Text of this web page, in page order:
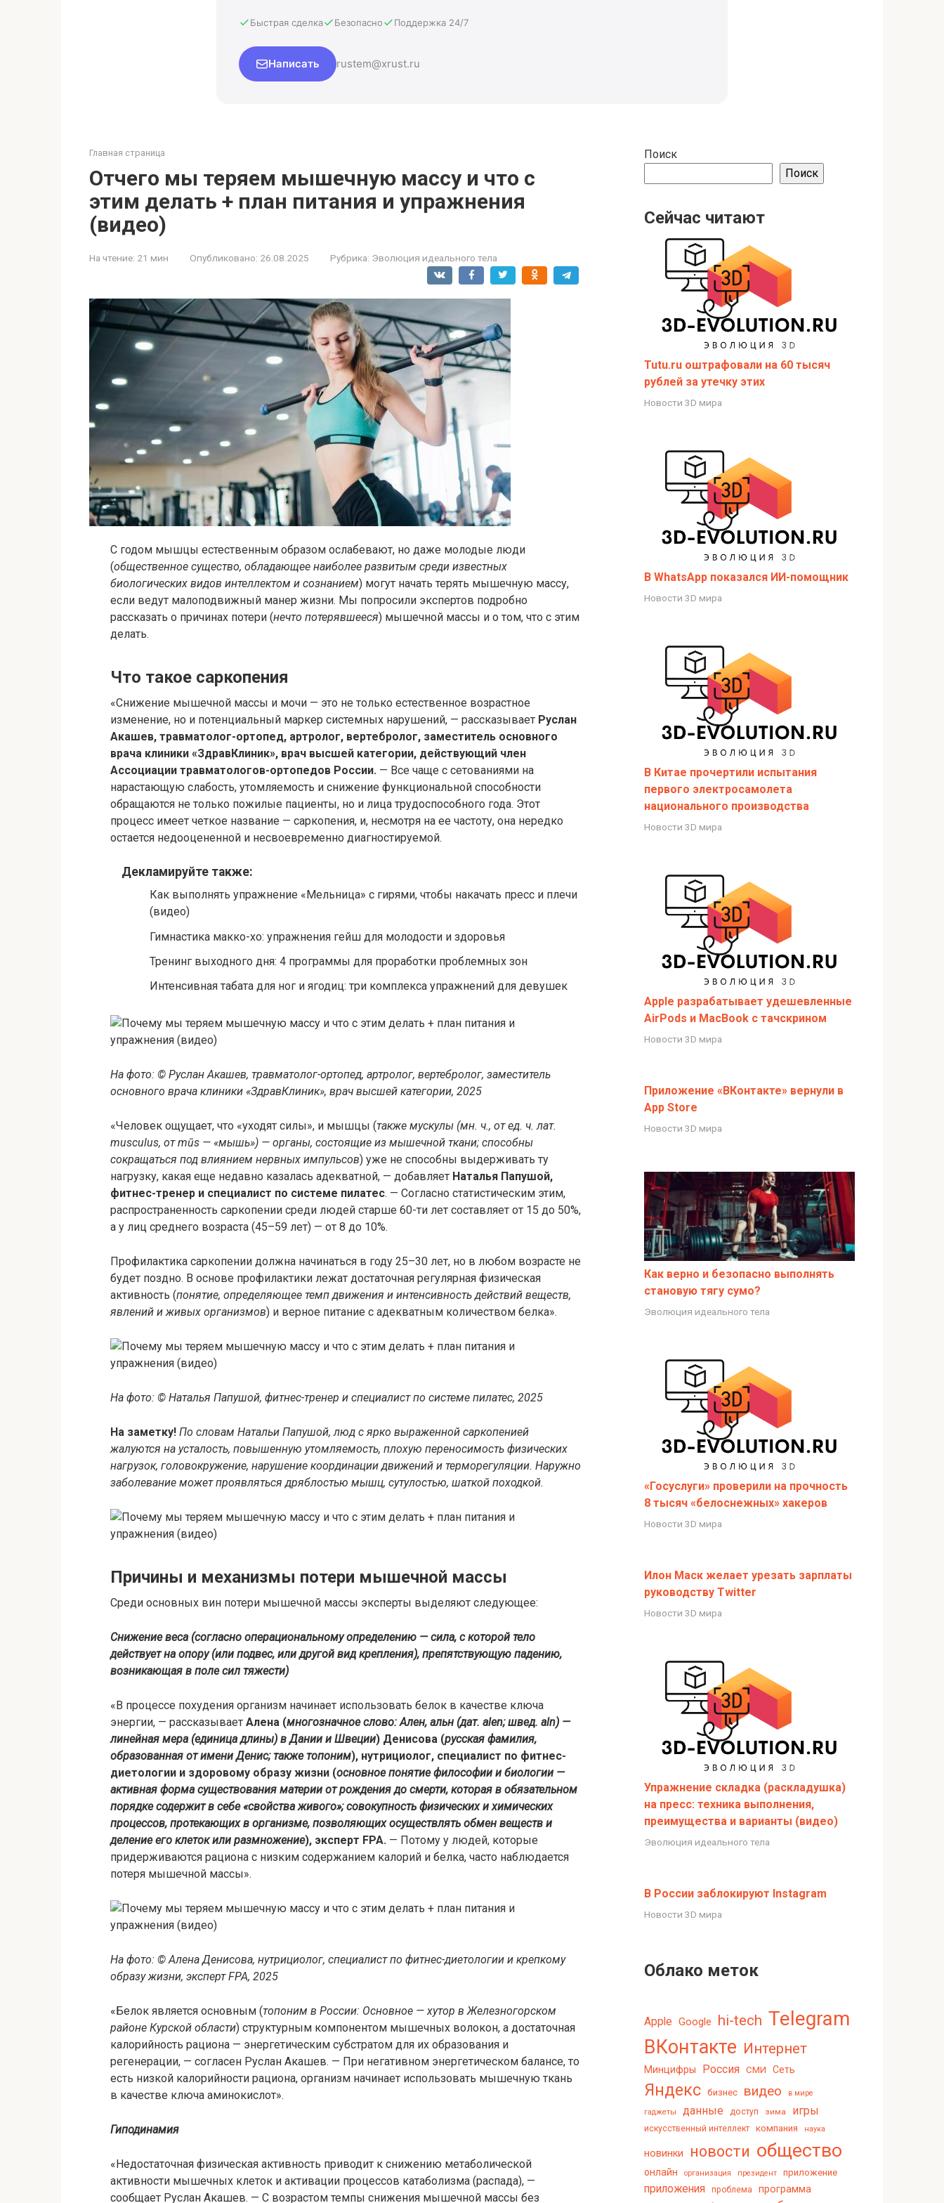
Быстрая сделка Безопасно Поддержка 24/7
Написать rustem@xrust.ru
Главная страница
Отчего мы теряем мышечную массу и что с
этим делать + план питания и упражнения
(видео)
На чтение: 21 мин Опубликовано: 26.08.2025 Рубрика: Эволюция идеального тела
С годом мышцы естественным образом ослабевают, но даже молодые люди
(общественное существо, обладающее наиболее развитым среди известных
биологических видов интеллектом и сознанием) могут начать терять мышечную массу,
если ведут малоподвижный манер жизни. Мы попросили экспертов подробно
рассказать о причинах потери (нечто потерявшееся) мышечной массы и о том, что с этим
делать.
Что такое саркопения
«Снижение мышечной массы и мочи — это не только естественное возрастное
изменение, но и потенциальный маркер системных нарушений, — рассказывает Руслан
Акашев, травматолог-ортопед, артролог, вертебролог, заместитель основного
врача клиники «ЗдравКлиник», врач высшей категории, действующий член
Ассоциации травматологов-ортопедов России. — Все чаще с сетованиями на
нарастающую слабость, утомляемость и снижение функциональной способности
обращаются не только пожилые пациенты, но и лица трудоспособного года. Этот
процесс имеет четкое название — саркопения, и, несмотря на ее частоту, она нередко
остается недооцененной и несвоевременно диагностируемой.
Декламируйте также:
Как выполнять упражнение «Мельница» с гирями, чтобы накачать пресс и плечи
(видео)
Гимнастика макко-хо: упражнения гейш для молодости и здоровья
Тренинг выходного дня: 4 программы для проработки проблемных зон
Интенсивная табата для ног и ягодиц: три комплекса упражнений для девушек
На фото: © Руслан Акашев, травматолог-ортопед, артролог, вертебролог, заместитель
основного врача клиники «ЗдравКлиник», врач высшей категории, 2025
«Человек ощущает, что «уходят силы», и мышцы (также мускулы (мн. ч., от ед. ч. лат.
musculus, от mūs — «мышь») — органы, состоящие из мышечной ткани; способны
сокращаться под влиянием нервных импульсов) уже не способны выдерживать ту
нагрузку, какая еще недавно казалась адекватной, — добавляет Наталья Папушой,
фитнес-тренер и специалист по системе пилатес. — Согласно статистическим этим,
распространенность саркопении среди людей старше 60-ти лет составляет от 15 до 50%,
а у лиц среднего возраста (45–59 лет) — от 8 до 10%.
Профилактика саркопении должна начинаться в году 25–30 лет, но в любом возрасте не
будет поздно. В основе профилактики лежат достаточная регулярная физическая
активность (понятие, определяющее темп движения и интенсивность действий веществ,
явлений и живых организмов) и верное питание с адекватным количеством белка».
На фото: © Наталья Папушой, фитнес-тренер и специалист по системе пилатес, 2025
На заметку! По словам Натальи Папушой, люд с ярко выраженной саркопенией
жалуются на усталость, повышенную утомляемость, плохую переносимость физических
нагрузок, головокружение, нарушение координации движений и терморегуляции. Наружно
заболевание может проявляться дряблостью мышц, сутулостью, шаткой походкой.
Причины и механизмы потери мышечной массы
Среди основных вин потери мышечной массы эксперты выделяют следующее:
Снижение веса (согласно операциональному определению — сила, с которой тело
действует на опору (или подвес, или другой вид крепления), препятствующую падению,
возникающая в поле сил тяжести)
«В процессе похудения организм начинает использовать белок в качестве ключа
энергии, — рассказывает Алена (многозначное слово: Ален, альн (дат. alen; швед. aln) —
линейная мера (единица длины) в Дании и Швеции) Денисова (русская фамилия,
образованная от имени Денис; также топоним), нутрициолог, специалист по фитнес-
диетологии и здоровому образу жизни (основное понятие философии и биологии —
активная форма существования материи от рождения до смерти, которая в обязательном
порядке содержит в себе «свойства живого»; совокупность физических и химических
процессов, протекающих в организме, позволяющих осуществлять обмен веществ и
деление его клеток или размножение), эксперт FPA. — Потому у людей, которые
придерживаются рациона с низким содержанием калорий и белка, часто наблюдается
потеря мышечной массы».
На фото: © Алена Денисова, нутрициолог, специалист по фитнес-диетологии и крепкому
образу жизни, эксперт FPA, 2025
«Белок является основным (топоним в России: Основное — хутор в Железногорском
районе Курской области) структурным компонентом мышечных волокон, а достаточная
калорийность рациона — энергетическим субстратом для их образования и
регенерации, — согласен Руслан Акашев. — При негативном энергетическом балансе, то
есть низкой калорийности рациона, организм начинает использовать мышечную ткань
в качестве ключа аминокислот».
Гиподинамия
«Недостаточная физическая активность приводит к снижению метаболической
активности мышечных клеток и активации процессов катаболизма (распада), —
сообщает Руслан Акашев. — С возрастом темпы снижения мышечной массы без
Поиск
Поиск
Сейчас читают
Tutu.ru оштрафовали на 60 тысяч
рублей за утечку этих
Новости 3D мира
В WhatsApp показался ИИ-помощник
Новости 3D мира
В Китае прочертили испытания
первого электросамолета
национального производства
Новости 3D мира
Apple разрабатывает удешевленные
AirPods и MacBook с тачскрином
Новости 3D мира
Приложение «ВКонтакте» вернули в
App Store
Новости 3D мира
Как верно и безопасно выполнять
становую тягу сумо?
Эволюция идеального тела
«Госуслуги» проверили на прочность
8 тысяч «белоснежных» хакеров
Новости 3D мира
Илон Маск желает урезать зарплаты
руководству Twitter
Новости 3D мира
Упражнение складка (раскладушка)
на пресс: техника выполнения,
преимущества и варианты (видео)
Эволюция идеального тела
В России заблокируют Instagram
Новости 3D мира
Облако меток
Apple Google hi-tech Telegram
ВКонтакте Интернет
Минцифры Россия СМИ Сеть
Яндекс бизнес видео в мире
гаджеты данные доступ зима игры
искусственный интеллект компания наука
новинки новости общество
онлайн организация президент приложение
приложения проблема программа